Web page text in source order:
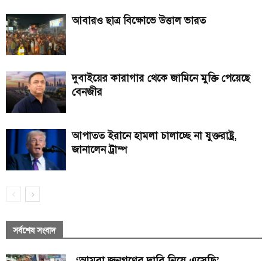
আবারও ছাত্র বিক্ষোভে উত্তাল ভারত
দুবাইয়ের কারাগার থেকে জামিনে মুক্তি পেয়েছে
বেনজীর
আপাতত ইরানে হামলা চালাচ্ছে না যুক্তরাষ্ট্র,
জানালেন ট্রাম্প
সর্বশেষ সংবাদ